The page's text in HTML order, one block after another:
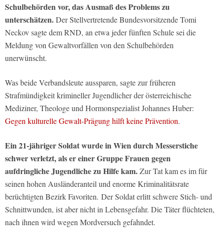
Schulbehörden vor, das Ausmaß des Problems zu
unterschätzen.Der Stellvertretende Bundesvorsitzende Tomi
Neckov sagte dem RND, an etwa jeder fünften Schule sei die
Meldung von Gewaltvorfällen von den Schulbehörden
unerwünscht.
Was beide Verbandsleute aussparen, sagte zur früheren
Strafmündigkeit krimineller Jugendlicher der österreichische
Mediziner, Theologe und Hormonspezialist Johannes Huber:
Gegen kulturelle Gewalt-Prägung hilft keine Prävention.
Ein 21-jähriger Soldat wurde in Wien durch Messerstiche
schwer verletzt, als er einer Gruppe Frauen gegen
aufdringliche Jugendliche zu Hilfe kam.Zur Tat kam es im für
seinen hohen Ausländeranteil und enorme Kriminalitätsrate
berüchtigten Bezirk Favoriten. Der Soldat erlitt schwere Stich- und
Schnittwunden, ist aber nicht in Lebensgefahr. Die Täter flüchteten,
nach ihnen wird wegen Mordversuch gefahndet.